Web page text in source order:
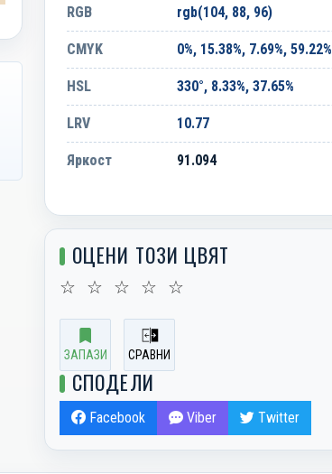
RGB rgb(104, 88, 96)
CMYK 0%, 15.38%, 7.69%, 59.22%
HSL 330°, 8.33%, 37.65%
LRV 10.77
Яркост 91.094
ОЦЕНИ ТОЗИ ЦВЯТ
☆ ☆ ☆ ☆ ☆
ЗАПАЗИ СРАВНИ
СПОДЕЛИ
Facebook Viber Twitter